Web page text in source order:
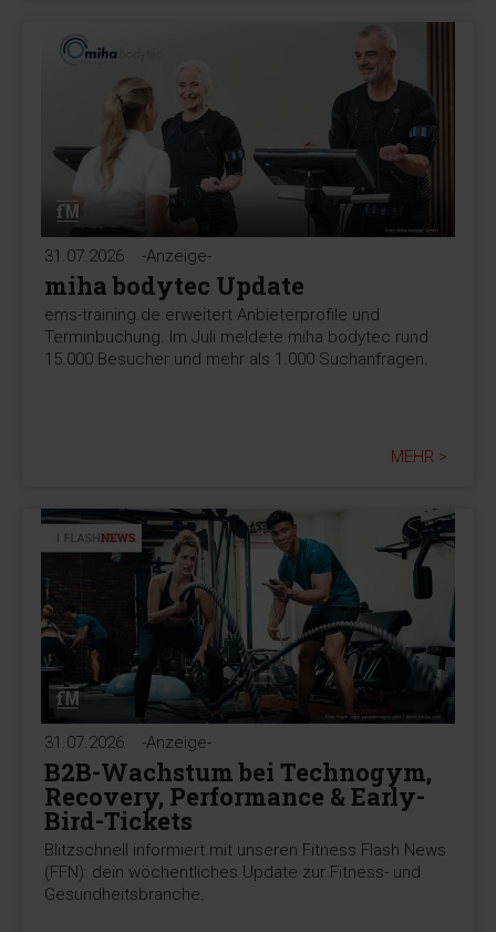
31.07.2026 -Anzeige-
miha bodytec Update
ems-training.de erweitert Anbieterprofile und
Terminbuchung. Im Juli meldete miha bodytec rund
15.000 Besucher und mehr als 1.000 Suchanfragen.
MEHR >
31.07.2026 -Anzeige-
B2B-Wachstum bei Technogym,
Recovery, Performance & Early-
Bird-Tickets
Blitzschnell informiert mit unseren Fitness Flash News
(FFN): dein wöchentliches Update zur Fitness- und
Gesundheitsbranche.